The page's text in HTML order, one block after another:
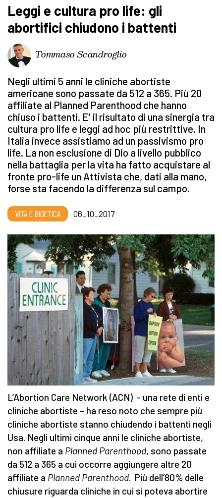
Leggi e cultura pro life: gli
abortifici chiudono i battenti
Tommaso Scandroglio
Negli ultimi 5 anni le cliniche abortiste
americane sono passate da 512 a 365. Più 20
affiliate al Planned Parenthood che hanno
chiuso i battenti. E' il risultato di una sinergia tra
cultura pro life e leggi ad hoc più restrittive. In
Italia invece assistiamo ad un passivismo pro
life. La non esclusione di Dio a livello pubblico
nella battaglia per la vita ha fatto acquistare al
fronte pro-life un Attivista che, dati alla mano,
forse sta facendo la differenza sul campo.
VITA E BIOETICA 06_10_2017
L’Abortion Care Network (ACN) - una rete di enti e
cliniche abortiste – ha reso noto che sempre più
cliniche abortiste stanno chiudendo i battenti negli
Usa. Negli ultimi cinque anni le cliniche abortiste,
non affiliate a Planned Parenthood, sono passate
da 512 a 365 a cui occorre aggiungere altre 20
affiliate a Planned Parenthood. Più dell’80% delle
chiusure riguarda cliniche in cui si poteva abortire